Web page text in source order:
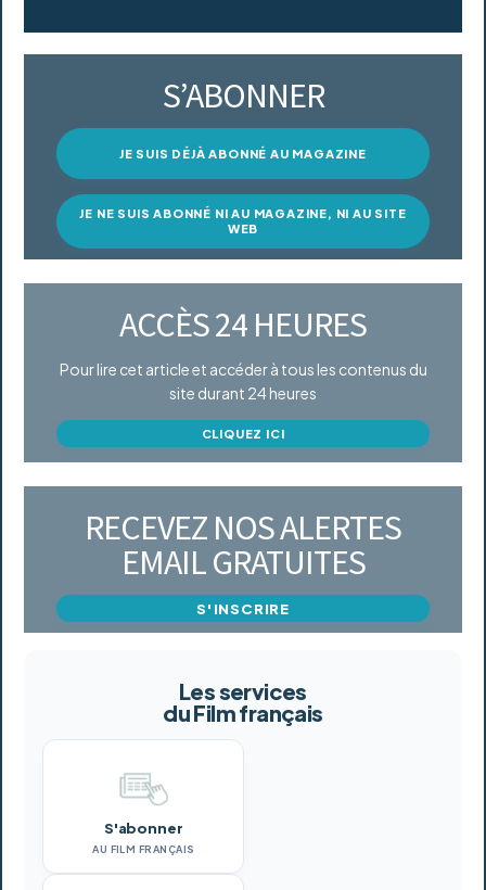
S’ABONNER
JE SUIS DÉJÀ ABONNÉ AU MAGAZINE
JE NE SUIS ABONNÉ NI AU MAGAZINE, NI AU SITE
WEB
ACCÈS 24 HEURES
Pour lire cet article et accéder à tous les contenus du
site durant 24 heures
CLIQUEZ ICI
RECEVEZ NOS ALERTES
EMAIL GRATUITES
S'INSCRIRE
Les services
du Film français
S'abonner
AU FILM FRANÇAIS